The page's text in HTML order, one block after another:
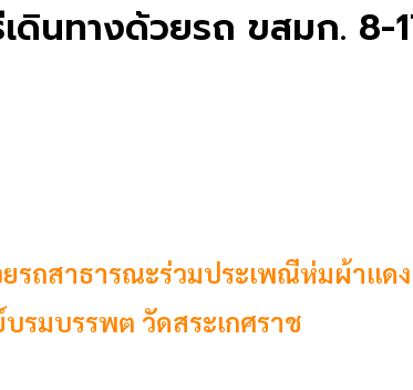
ดินทางด้วยรถ ขสมก. 8-
รถสาธารณะร่วมประเพณีห่มผ้าแดง
รมบรรพต วัดสระเกศราช